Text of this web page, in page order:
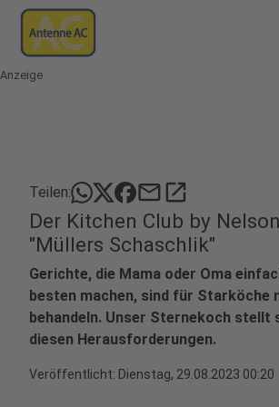
Anzeige
Teilen: mailopen_in_new
Der Kitchen Club by
"Müllers Schaschlik"
Gerichte, die Mama oder Oma
besten machen, sind für Starköche
behandeln. Unser Sternekoch stellt
diesen Herausforderungen.
Veröffentlicht: Dienstag, 29.08.2023 00:20